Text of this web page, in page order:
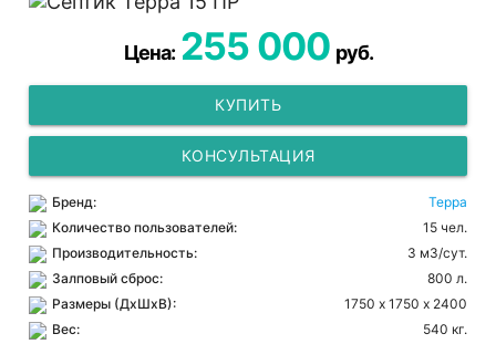
Цена: 255 000 руб.
КУПИТЬ
КОНСУЛЬТАЦИЯ
Бренд:
Терра
Количество пользователей:
15 чел.
Производительность:
3 м3/сут.
Залповый сброс:
800 л.
Размеры (ДхШхВ):
1750 х 1750 х 2400
Вес:
540 кг.